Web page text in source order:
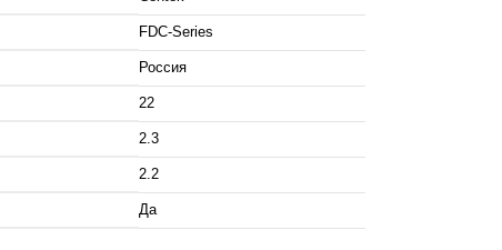
FDC-Series
Россия
22
2.3
2.2
Да